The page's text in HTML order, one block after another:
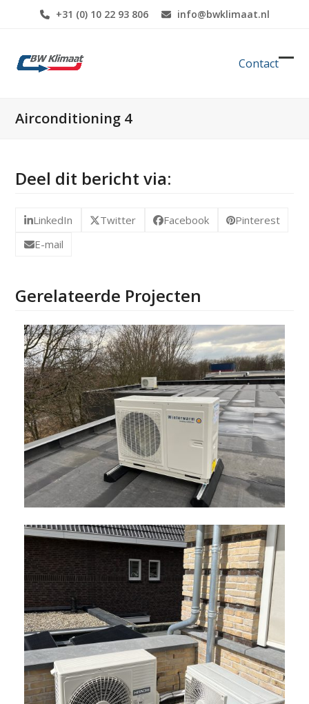
+31 (0) 10 22 93 806 info@bwklimaat.nl
Contact
Airconditioning 4
Deel dit bericht via:
LinkedIn Twitter Facebook
Pinterest
E-mail
Gerelateerde Projecten